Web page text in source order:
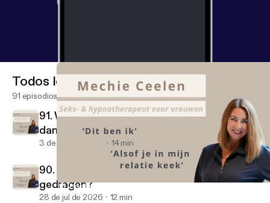
78. Hoe blijf je aanwezig bij gevoelens zonder weer dicht te
Als je lichaam nee zegt…
Todos los episodios
91 episodios
91. Waarom ontspannen soms moeilijker is
dan werken...
3 de ago de 2026 14 min
90. Wat heeft jouw lichaam al die tijd
gedragen?
28 de jul de 2026 12 min